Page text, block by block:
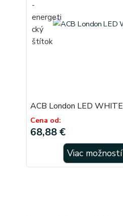
ACB London LED WHITE
Cena od:
68,88 €
Viac možností